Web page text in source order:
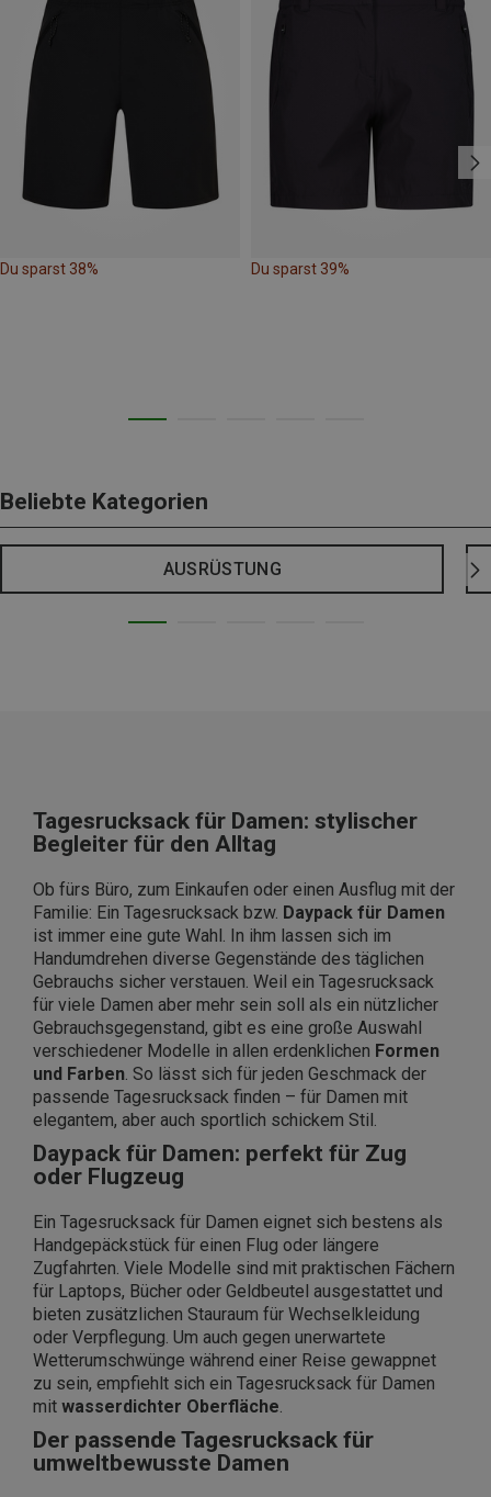
Du sparst 38% Du sparst 39%
Beliebte Kategorien
AUSRÜSTUNG
Tagesrucksack für Damen: stylischer
Begleiter für den Alltag
Ob fürs Büro, zum Einkaufen oder einen Ausflug mit der
Familie: Ein Tagesrucksack bzw. Daypack für Damen
ist immer eine gute Wahl. In ihm lassen sich im
Handumdrehen diverse Gegenstände des täglichen
Gebrauchs sicher verstauen. Weil ein Tagesrucksack
für viele Damen aber mehr sein soll als ein nützlicher
Gebrauchsgegenstand, gibt es eine große Auswahl
verschiedener Modelle in allen erdenklichen Formen
und Farben. So lässt sich für jeden Geschmack der
passende Tagesrucksack finden – für Damen mit
elegantem, aber auch sportlich schickem Stil.
Daypack für Damen: perfekt für Zug
oder Flugzeug
Ein Tagesrucksack für Damen eignet sich bestens als
Handgepäckstück für einen Flug oder längere
Zugfahrten. Viele Modelle sind mit praktischen Fächern
für Laptops, Bücher oder Geldbeutel ausgestattet und
bieten zusätzlichen Stauraum für Wechselkleidung
oder Verpflegung. Um auch gegen unerwartete
Wetterumschwünge während einer Reise gewappnet
zu sein, empfiehlt sich ein Tagesrucksack für Damen
mit wasserdichter Oberfläche.
Der passende Tagesrucksack für
umweltbewusste Damen